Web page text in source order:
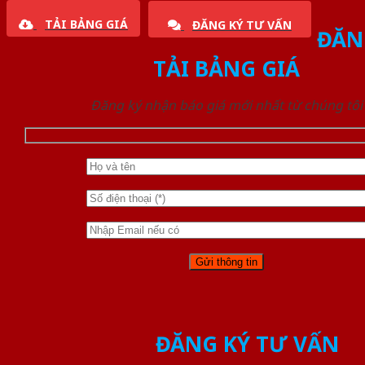
TẢI BẢNG GIÁ ĐĂNG KÝ TƯ VẤN
TẢI BẢNG GIÁ
Đăng ký nhận báo giá mới nhất từ chúng tôi
ĐĂNG KÝ TƯ VẤN